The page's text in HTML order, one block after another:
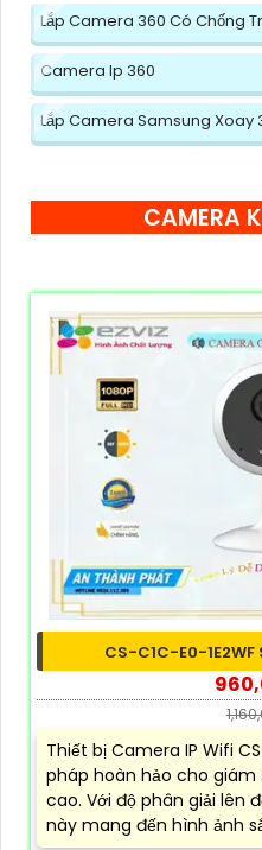
Lắp Camera 360 Có Chống
Camera Ip 360
Lắp Camera Samsung Xoay
CAMERA
CS-C1C-E0-1E2WF
Thiết bị Camera IP Wifi
pháp hoàn hảo cho
cao. Với độ phân giải lên
này mang đến hình ảnh